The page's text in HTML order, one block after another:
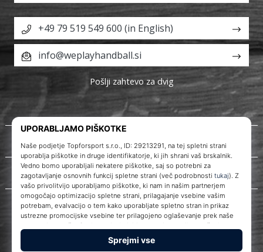
O nas
Storitve za stranke
+49 79 519 549 600 (in English)
info@weplayhandball.si
Pošlji zahtevo za dvig